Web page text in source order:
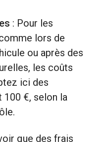
: Pour les
lors de
ou après des
les coûts
ici des
100 €, selon la
que des frais